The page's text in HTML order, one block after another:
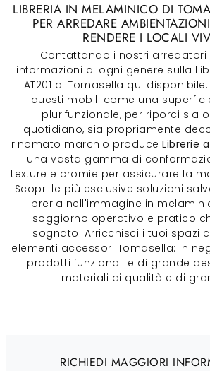
LIBRERIA IN MELAMINICO DI
PER ARREDARE
RENDERE I LOCALI
Contattando i nostri arredatori
informazioni di ogni genere sulla
AT201 di Tomasella qui
questi mobili come una
plurifunzionale, per riporci sia
quotidiano, sia propriamente
rinomato marchio produceLibrerie
una vasta gamma di
texture e cromie per assicurare la
Scopri le più esclusive soluzioni
libreria nell'immagine in
soggiorno operativo e pratico
sognato. Arricchisci i tuoi spazi
elementi accessori Tomasella: in
prodotti funzionali e di grande
materiali di qualità e di
RICHIEDI MAGGIORI